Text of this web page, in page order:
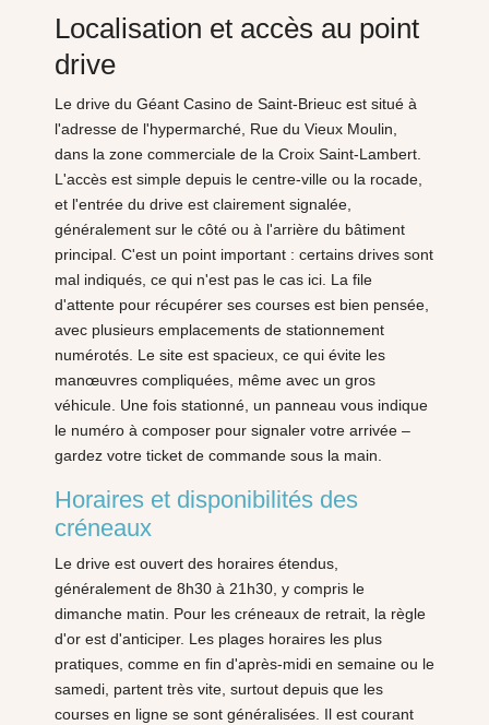
Localisation et accès au point
drive
Le drive du Géant Casino de Saint-Brieuc est situé à
l'adresse de l'hypermarché, Rue du Vieux Moulin,
dans la zone commerciale de la Croix Saint-Lambert.
L'accès est simple depuis le centre-ville ou la rocade,
et l'entrée du drive est clairement signalée,
généralement sur le côté ou à l'arrière du bâtiment
principal. C'est un point important : certains drives sont
mal indiqués, ce qui n'est pas le cas ici. La file
d'attente pour récupérer ses courses est bien pensée,
avec plusieurs emplacements de stationnement
numérotés. Le site est spacieux, ce qui évite les
manœuvres compliquées, même avec un gros
véhicule. Une fois stationné, un panneau vous indique
le numéro à composer pour signaler votre arrivée –
gardez votre ticket de commande sous la main.
Horaires et disponibilités des
créneaux
Le drive est ouvert des horaires étendus,
généralement de 8h30 à 21h30, y compris le
dimanche matin. Pour les créneaux de retrait, la règle
d'or est d'anticiper. Les plages horaires les plus
pratiques, comme en fin d'après-midi en semaine ou le
samedi, partent très vite, surtout depuis que les
courses en ligne se sont généralisées. Il est courant